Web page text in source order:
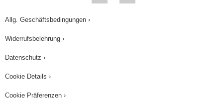
Allg. Geschäftsbedingungen ›
Widerrufsbelehrung ›
Datenschutz ›
Cookie Details ›
Cookie Präferenzen ›